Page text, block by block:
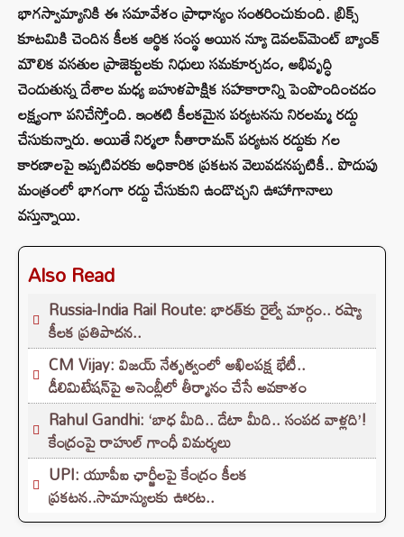
భాగస్వామ్యానికి ఈ సమావేశం ప్రాధాన్యం సంతరించుకుంది. బ్రిక్స్
కూటమికి చెందిన కీలక ఆర్థిక సంస్థ అయిన న్యూ డెవలప్‌మెంట్ బ్యాంక్
మౌలిక వసతుల ప్రాజెక్టులకు నిధులు సమకూర్చడం, అభివృద్ధి
చెందుతున్న దేశాల మధ్య బహుళపాక్షిక సహకారాన్ని పెంపొందించడం
లక్ష్యంగా పనిచేస్తోంది. ఇంతటి కీలకమైన పర్యటనను నిరలమ్మ రద్దు
చేసుకున్నారు. అయితే నిర్మలా సీతారామన్ పర్యటన రద్దుకు గల
కారణాలపై ఇప్పటివరకు అధికారిక ప్రకటన వెలువడనప్పటికీ.. పొదుపు
మంత్రంలో భాగంగా రద్దు చేసుకుని ఉండొచ్చని ఊహాగానాలు
వస్తున్నాయి.
Also Read
Russia-India Rail Route: భారత్‌కు రైల్వే మార్గం.. రష్యా
కీలక ప్రతిపాదన..
CM Vijay: విజయ్ నేతృత్వంలో అఖిలపక్ష భేటీ..
డీలిమిటేషన్‌పై అసెంబ్లీలో తీర్మానం చేసే అవకాశం
Rahul Gandhi: ‘బాధ మీది.. డేటా మీది.. సంపద వాళ్లది’!
కేంద్రంపై రాహుల్ గాంధీ విమర్శలు
UPI: యూపీఐ ఛార్జీలపై కేంద్రం కీలక
ప్రకటన..సామాన్యులకు ఊరట..